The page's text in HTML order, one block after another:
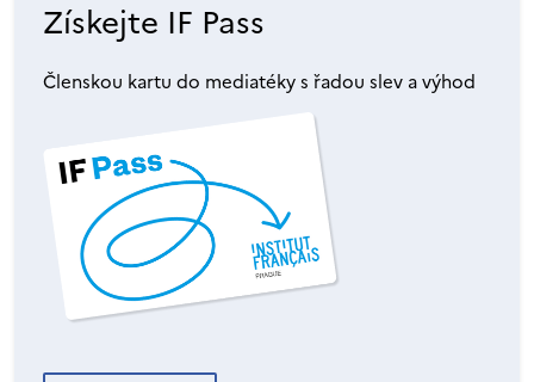
Získejte IF Pass
Členskou kartu do mediatéky s řadou slev a výhod